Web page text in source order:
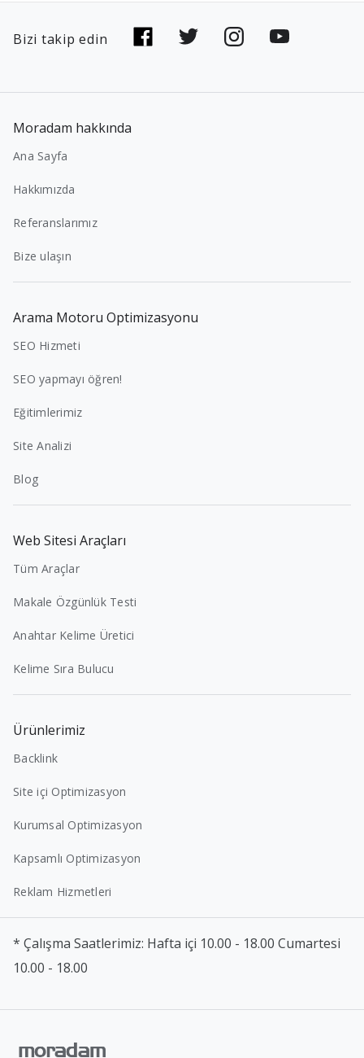
Bizi takip edin
Moradam hakkında
Ana Sayfa
Hakkımızda
Referanslarımız
Bize ulaşın
Arama Motoru Optimizasyonu
SEO Hizmeti
SEO yapmayı öğren!
Eğitimlerimiz
Site Analizi
Blog
Web Sitesi Araçları
Tüm Araçlar
Makale Özgünlük Testi
Anahtar Kelime Üretici
Kelime Sıra Bulucu
Ürünlerimiz
Backlink
Site içi Optimizasyon
Kurumsal Optimizasyon
Kapsamlı Optimizasyon
Reklam Hizmetleri
* Çalışma Saatlerimiz: Hafta içi 10.00 - 18.00 Cumartesi
10.00 - 18.00